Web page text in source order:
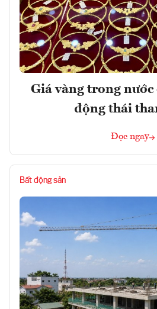
Giá vàng trong nước
động thái
Đọc ngay
Bất động sản